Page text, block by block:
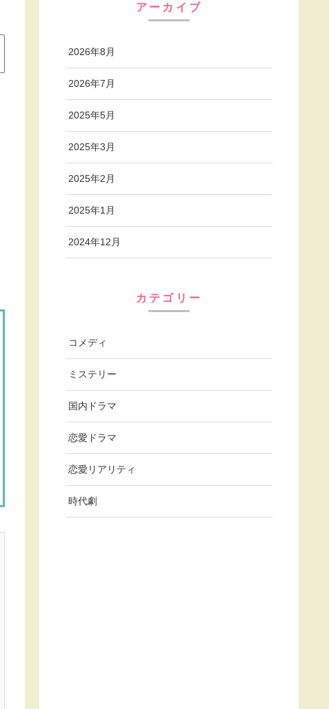
アーカイブ
2026年8月
2026年7月
2025年5月
2025年3月
2025年2月
2025年1月
2024年12月
カテゴリー
コメディ
ミステリー
国内ドラマ
恋愛ドラマ
恋愛リアリティ
時代劇